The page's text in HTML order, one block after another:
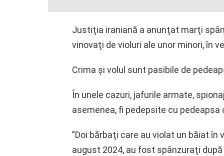
Justiţia iraniană a anunţat marţi
vinovaţi de violuri ale unor minori, în
Crima şi volul sunt pasibile de
În unele cazuri, jafurile armate,
asemenea, fi pedepsite cu pedeapsa
”Doi bărbaţi care au violat un băiat în
august 2024, au fost spânzuraţi